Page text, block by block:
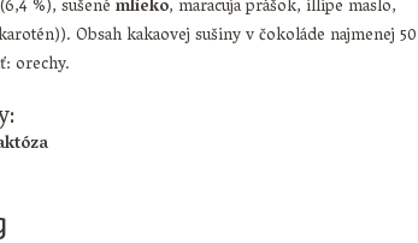
%), sušenémlieko, maracuja prášok, illipe maslo,
Obsah kakaovej sušiny v čokoláde najmenej 50
orechy.